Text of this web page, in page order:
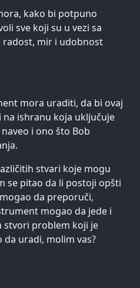
kako bi potpuno
sve koji su u vezi sa
radost, mir i udobnost
mora uraditi, da bi ovaj
na ishranu koja uključuje
i ono što Bob
stvari koje mogu
se pitao da li postoji opšti
da preporuči,
mogao da jede i
stvori problem koji je
da uradi, molim vas?